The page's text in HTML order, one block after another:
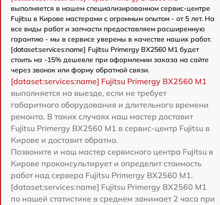
выполняется в нашем специализированном сервис-центре
Fujitsu в Кирове мастерами с огромным опытом - от 5 лет. На
все виды работ и запчасти предоставляем расширенную
гарантию - мы в сервисе уверены в качестве наших работ.
[dataset:services:name] Fujitsu Primergy BX2560 M1 будет
стоить на -15% дешевле при оформлении заказа на сайте
через звонок или форму обратной связи.
[dataset:services:name] Fujitsu Primergy BX2560 M1
выполняется на выезде, если не требует
габаритного оборудования и длительного времени
ремонта. В таких случаях наш мастер доставит
Fujitsu Primergy BX2560 M1 в сервис-центр Fujitsu в
Кирове и доставит обратно.
Позвоните и наш мастер сервисного центра Fujitsu в
Кирове проконсультирует и определит стоимость
работ над сервера Fujitsu Primergy BX2560 M1.
[dataset:services:name] Fujitsu Primergy BX2560 M1
по нашей статистике в среднем занимает 2 часа при